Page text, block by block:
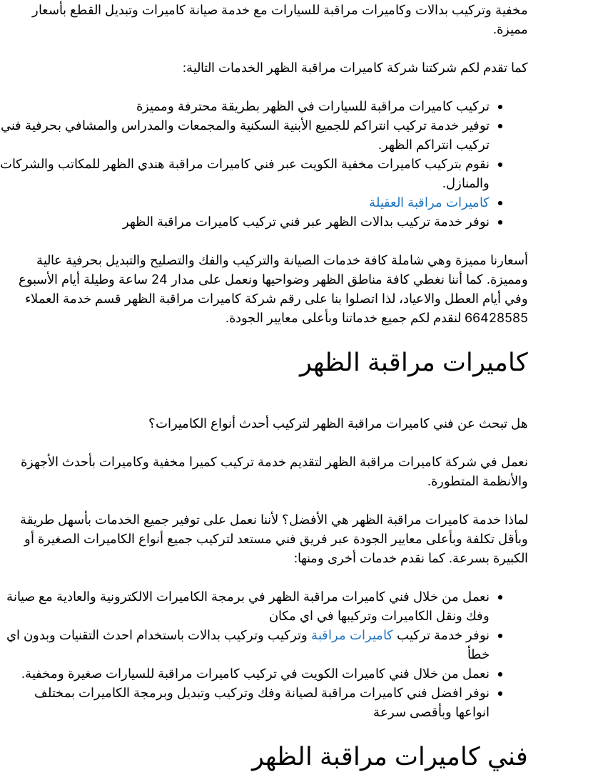
مخفية وتركيب بدالات وكاميرات مراقبة للسيارات مع خدمة صيانة كاميرات وتبديل القطع بأسعار
مميزة.
كما تقدم لكم شركتنا شركة كاميرات مراقبة الظهر الخدمات التالية:
تركيب كاميرات مراقبة للسيارات في الظهر بطريقة محترفة ومميزة
توفير خدمة تركيب انتراكم للجميع الأبنية السكنية والمجمعات والمدراس والمشافي بحرفية فني
تركيب انتراكم الظهر.
نقوم بتركيب كاميرات مخفية الكويت عبر فني كاميرات مراقبة هندي الظهر للمكاتب والشركات
والمنازل.
كاميرات مراقبة العقيلة
نوفر خدمة تركيب بدالات الظهر عبر فني تركيب كاميرات مراقبة الظهر
أسعارنا مميزة وهي شاملة كافة خدمات الصيانة والتركيب والفك والتصليح والتبديل بحرفية عالية
ومميزة. كما أننا نغطي كافة مناطق الظهر وضواحيها ونعمل على مدار 24 ساعة وطيلة أيام الأسبوع
وفي أيام العطل والاعياد، لذا اتصلوا بنا على رقم شركة كاميرات مراقبة الظهر قسم خدمة العملاء
66428585 لنقدم لكم جميع خدماتنا وبأعلى معايير الجودة.
كاميرات مراقبة الظهر
هل تبحث عن فني كاميرات مراقبة الظهر لتركيب أحدث أنواع الكاميرات؟
نعمل في شركة كاميرات مراقبة الظهر لتقديم خدمة تركيب كميرا مخفية وكاميرات بأحدث الأجهزة
والأنظمة المتطورة.
لماذا خدمة كاميرات مراقبة الظهر هي الأفضل؟ لأننا نعمل على توفير جميع الخدمات بأسهل طريقة
وبأقل تكلفة وبأعلى معايير الجودة عبر فريق فني مستعد لتركيب جميع أنواع الكاميرات الصغيرة أو
الكبيرة بسرعة. كما نقدم خدمات أخرى ومنها:
نعمل من خلال فني كاميرات مراقبة الظهر في برمجة الكاميرات الالكترونية والعادية مع صيانة
وفك ونقل الكاميرات وتركيبها في اي مكان
نوفر خدمة تركيب كاميرات مراقبة وتركيب وتركيب بدالات باستخدام احدث التقنيات وبدون اي
خطأ
نعمل من خلال فني كاميرات الكويت في تركيب كاميرات مراقبة للسيارات صغيرة ومخفية.
نوفر افضل فني كاميرات مراقبة لصيانة وفك وتركيب وتبديل وبرمجة الكاميرات بمختلف
انواعها وبأقصى سرعة
فني كاميرات مراقبة الظهر